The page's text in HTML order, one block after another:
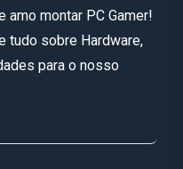
amo montar PC Gamer!
tudo sobre Hardware,
para o nosso